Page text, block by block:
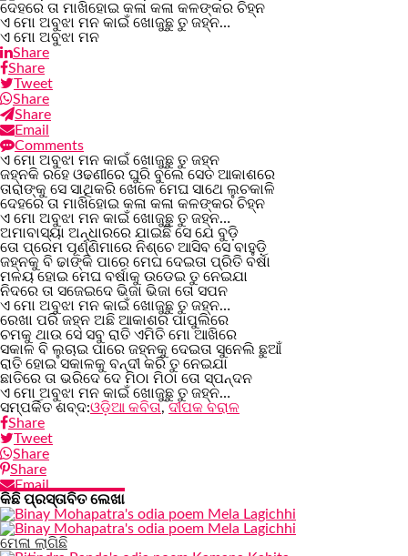
ଦେହରେ ତା ମାଖିହୋଇ କଳା କଳା କଳଙ୍କର ଚିହ୍ନ
ଏ ମୋ ଅବୁଝା ମନ କାଇଁ ଖୋଜୁଛୁ ତୁ ଜହ୍ନ…
ଏ ମୋ ଅବୁଝା ମନ
Share
Share
Tweet
Share
Share
Email
Comments
ଏ ମୋ ଅବୁଝା ମନ କାଇଁ ଖୋଜୁଛୁ ତୁ ଜହ୍ନ
ଜହ୍ନକି ରହେ ଓଢଣୀରେ ଘୁରି ବୁଲେ ସେତ ଆକାଶରେ
ତାରାଙ୍କୁ ସେ ସାଥିକରି ଖେଳେ ମେଘ ସାଥେ ଲୁଚକାଳି
ଦେହରେ ତା ମାଖିହୋଇ କଳା କଳା କଳଙ୍କର ଚିହ୍ନ
ଏ ମୋ ଅବୁଝା ମନ କାଇଁ ଖୋଜୁଛୁ ତୁ ଜହ୍ନ…
ଅମାବାସ୍ୟା ଅନ୍ଧାରରେ ଯାଇଛି ସେ ଯେ ବୁଡ଼ି
ତୋ ପ୍ରେମ ପୂର୍ଣ୍ଣିମାରେ ନିଶ୍ଚେ ଆସିବ ସେ ବାହୁଡ଼ି
ଜହ୍ନକୁ ବି ଢାଙ୍କି ପାରେ ମେଘ ଦେଇତା ପ୍ରିତି ବର୍ଷା
ମଳୟ ହୋଇ ମେଘ ବର୍ଷାକୁ ଉଡେଇ ତୁ ନେଇଯା
ନିଦରେ ତା ସଜେଇଦେ ଭିଜା ଭିଜା ତୋ ସପନ
ଏ ମୋ ଅବୁଝା ମନ କାଇଁ ଖୋଜୁଛୁ ତୁ ଜହ୍ନ…
ରେଖା ପରି ଜହ୍ନ ଅଛି ଆକାଶର ପାପୁଲିରେ
ଚମକୁ ଥାଉ ସେ ସବୁ ରାତି ଏମିତି ମୋ ଆଖିରେ
ସକାଳ ବି ଲୁଚାଇ ପାରେ ଜହ୍ନକୁ ଦେଇତା ସୁନେଲି ଛୁଆଁ
ରାତି ହୋଇ ସକାଳକୁ ବନ୍ଦୀ କରି ତୁ ନେଇଯା
ଛାତିରେ ତା ଭରିଦେ ଦେ ମିଠା ମିଠା ତୋ ସ୍ପନ୍ଦନ
ଏ ମୋ ଅବୁଝା ମନ କାଇଁ ଖୋଜୁଛୁ ତୁ ଜହ୍ନ…
ସମ୍ପର୍କିତ ଶବ୍ଦ:ଓଡ଼ିଆ କବିତା, ଦୀପକ ବରାଳ
Share
Tweet
Share
Share
Email
କିଛି ପ୍ରସ୍ତାବିତ ଲେଖା
ମେଳା ଲାଗିଛି